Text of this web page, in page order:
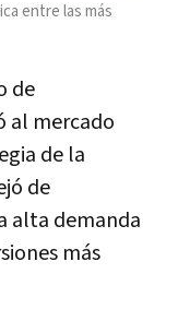
entre las más
de
al mercado
de la
de
alta demanda
más